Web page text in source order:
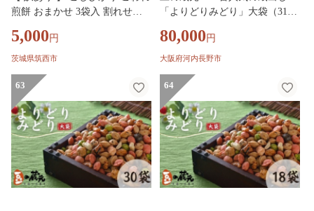
煎餅 おまかせ 3袋入 割れせん
子 米菓子 おやつ コシヒカリ
5,000 円
茨城県筑西市
「よりどりみどり」大袋（310
子 せんべい 進物 お菓子 大容量
お豆 人気 おいしい おつまみ あ
料無料
80,000 円
大阪府河内長野市
63 64